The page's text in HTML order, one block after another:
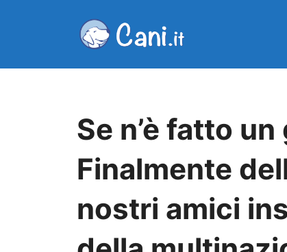
Se n’è fatto
Finalmente
nostri amici